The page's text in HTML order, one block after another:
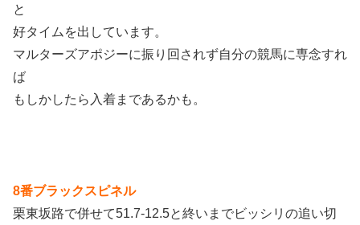
と
好タイムを出しています。
マルターズアポジーに振り回されず自分の競馬に専念すれ
ば
もしかしたら入着まであるかも。
8番ブラックスピネル
栗東坂路で併せて51.7-12.5と終いまでビッシリの追い切